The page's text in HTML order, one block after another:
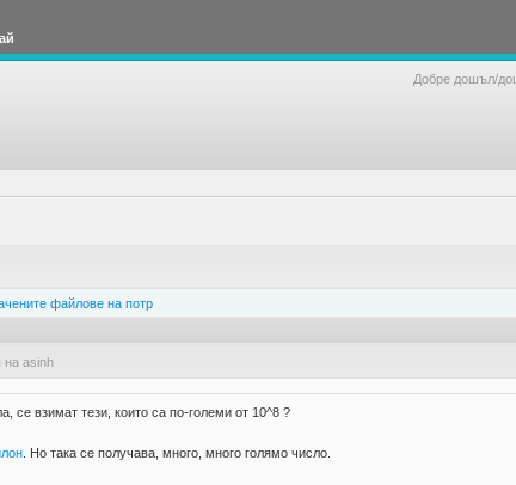
Добре дошъл/
файлове на потр
на asinh
се взимат тези, които са по-големи от 10^8 ?
. Но така се получава, много, много голямо число.